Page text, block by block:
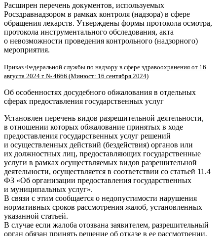
Расширен перечень документов, используемых
Росздравнадзором в рамках контроля (надзора) в сфере
обращения лекарств. Утверждены формы протокола осмотра,
протокола инструментального обследования, акта
о невозможности проведения контрольного (надзорного)
мероприятия.
Приказ Федеральной службы по надзору в сфере здравоохранения от 16
августа 2024 г. № 4666 (Минюст: 16 сентября 2024)
Об особенностях досудебного обжалования в отдельных
сферах предоставления государственных услуг
Установлен перечень видов разрешительной деятельности,
в отношении которых обжалование принятых в ходе
предоставления государственных услуг решений
и осуществленных действий (бездействия) органов или
их должностных лиц, предоставляющих государственные
услуги в рамках осуществляемых видов разрешительной
деятельности, осуществляется в соответствии со статьей 11.4
ФЗ «Об организации предоставления государственных
и муниципальных услуг».
В связи с этим сообщается о недопустимости нарушения
нормативных сроков рассмотрения жалоб, установленных
указанной статьей.
В случае если жалоба отозвана заявителем, разрешительный
орган обязан принять решение об отказе в ее рассмотрении,